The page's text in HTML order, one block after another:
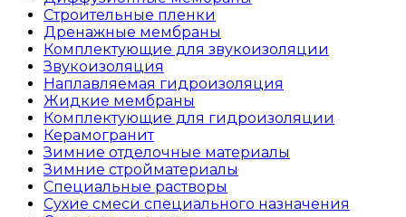
Строительные пленки
Дренажные мембраны
Комплектующие для звукоизоляции
Звукоизоляция
Наплавляемая гидроизоляция
Жидкие мембраны
Комплектующие для гидроизоляции
Керамогранит
Зимние отделочные материалы
Зимние стройматериалы
Специальные растворы
Сухие смеси специального назначения